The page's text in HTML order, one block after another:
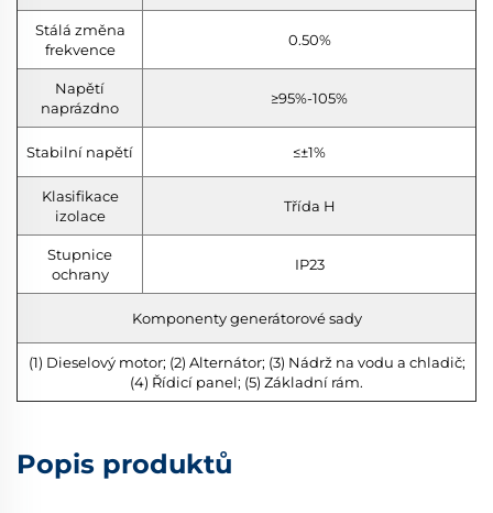
Stálá změna
frekvence
0.50%
Napětí
naprázdno
≥95%-105%
Stabilní napětí ≤±1%
Klasifikace
izolace
Třída H
Stupnice
ochrany
IP23
Komponenty generátorové sady
(1) Dieselový motor; (2) Alternátor; (3) Nádrž na vodu a chladič;
(4) Řídicí panel; (5) Základní rám.
Popis produktů